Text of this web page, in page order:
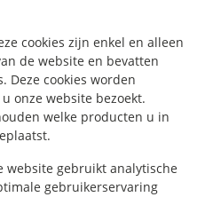
cookies zijn enkel en alleen
de website en bevatten
Deze cookies worden
onze website bezoekt.
welke producten u in
website gebruikt analytische
gebruikerservaring